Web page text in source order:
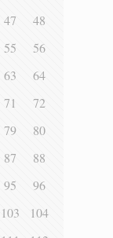
47
48
55
56
63
64
71
72
79
80
87
88
95
96
103
104